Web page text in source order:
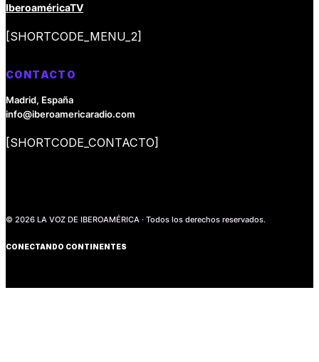
IberoaméricaTV
[SHORTCODE_MENU_2]
CONTACTO
Madrid, España
info@iberoamericaradio.com
[SHORTCODE_CONTACTO]
© 2026 LA VOZ DE IBEROAMÉRICA · Todos los derechos reservados.
CONECTANDO CONTINENTES